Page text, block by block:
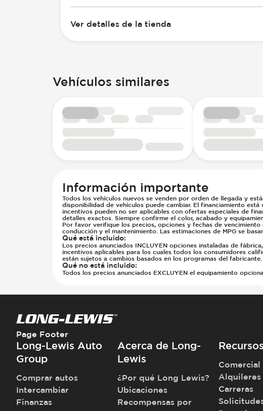
Ver detalles de la tienda
Vehículos similares
Información importante
Todos los vehículos nuevos se venden por orden de llegada y
disponibilidad de vehículos puede cambiar. El financiamiento
incentivos pueden no ser aplicables con ofertas especiales de
detalles exactos. Siempre confirme el color, acabado y
Por favor verifique los precios, opciones y fechas de
conducción y el mantenimiento. Las estimaciones de MPG se
Qué está incluido:
Los precios anunciados INCLUYEN opciones instaladas de
incentivos aplicables para los cuales todos los consumidores
están sujetos a cambios basados en los programas del fabricante.
Qué no está incluido:
Todos los precios anunciados EXCLUYEN el equipamiento
Page Footer
Long-Lewis Auto
Group
Comprar autos
Intercambiar
Finanzas
Acerca de Long-
Lewis
¿Por qué Long Lewis?
Ubicaciones
Recompensas por
Recursos
Comercial
Alquileres
Carreras